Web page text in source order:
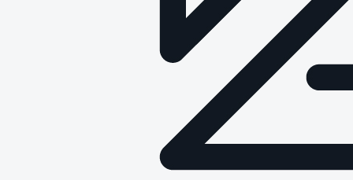
Data publikacji: 19 października 2023